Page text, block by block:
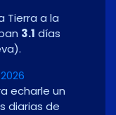
Tierra a la
3.1 días
).
echarle un
diarias de